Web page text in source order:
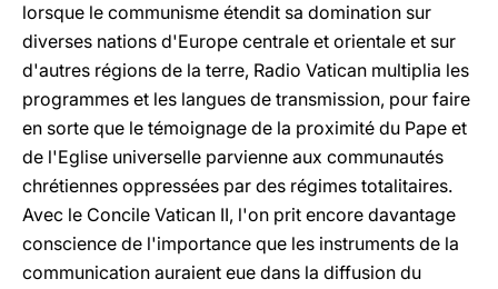
lorsque le communisme étendit sa domination sur
diverses nations d'Europe centrale et orientale et sur
d'autres régions de la terre, Radio Vatican multiplia les
programmes et les langues de transmission, pour faire
en sorte que le témoignage de la proximité du Pape et
de l'Eglise universelle parvienne aux communautés
chrétiennes oppressées par des régimes totalitaires.
Avec le Concile Vatican II, l'on prit encore davantage
conscience de l'importance que les instruments de la
communication auraient eue dans la diffusion du